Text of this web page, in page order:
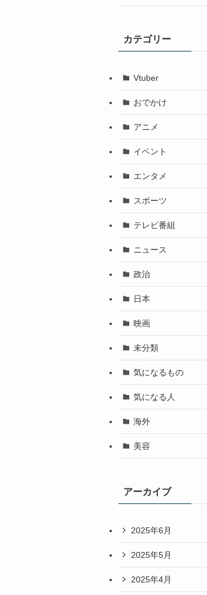
カテゴリー
Vtuber
おでかけ
アニメ
イベント
エンタメ
スポーツ
テレビ番組
ニュース
政治
日本
映画
未分類
気になるもの
気になる人
海外
美容
アーカイブ
2025年6月
2025年5月
2025年4月